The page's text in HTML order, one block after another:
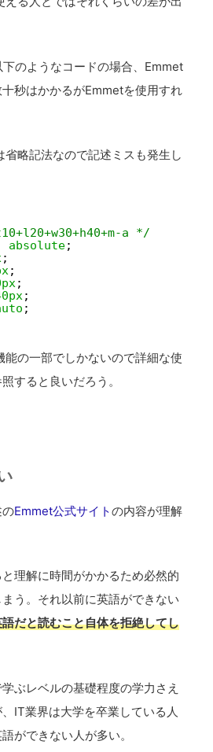
のようなコードの場合、Emmet
秒はかかるがEmmetを使用すれ
省略記法なので記述ミスも発生し
a */
absolute;
;
;
;
;
;
の一部でしかないので詳細な使
すると良いだろう。
Emmet公式サイトの内容が理解
理解に時間がかかるため必然的
う。それ以前に英語ができない
だと読むこと自体を拒絶してし
ぶレベルの基礎程度の学力さえ
IT業界は大学を卒業している人
ができない人が多い。